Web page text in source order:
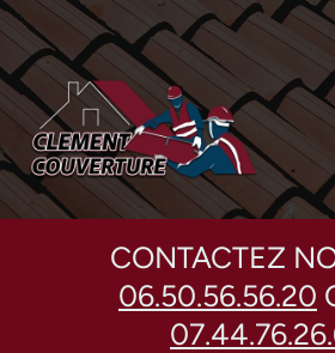
CONTACTEZ
06.50.56.56.20